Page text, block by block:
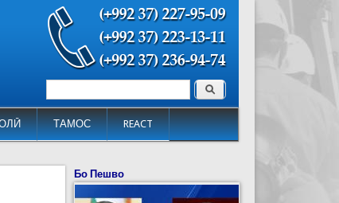
ТАМОС REACT
Форма поиска Поиск
Бо Пешво